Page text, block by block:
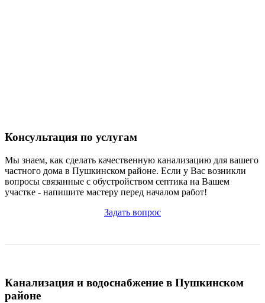
Консультация по услугам
Мы знаем, как сделать качественную канализацию для вашего
частного дома в Пушкинском районе. Если у Вас возникли
вопросы связанные с обустройством септика на Вашем
участке - напишите мастеру перед началом работ!
Задать вопрос
Канализация и водоснабжение в Пушкинском
районе